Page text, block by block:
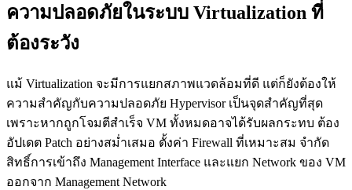
ความปลอดภัยในระบบ Virtualization ที่
ต้องระวัง
แม้ Virtualization จะมีการแยกสภาพแวดล้อมที่ดี แต่ก็ยังต้องให้
ความสำคัญกับความปลอดภัย Hypervisor เป็นจุดสำคัญที่สุด
เพราะหากถูกโจมตีสำเร็จ VM ทั้งหมดอาจได้รับผลกระทบ ต้อง
อัปเดต Patch อย่างสม่ำเสมอ ตั้งค่า Firewall ที่เหมาะสม จำกัด
สิทธิ์การเข้าถึง Management Interface และแยก Network ของ VM
ออกจาก Management Network